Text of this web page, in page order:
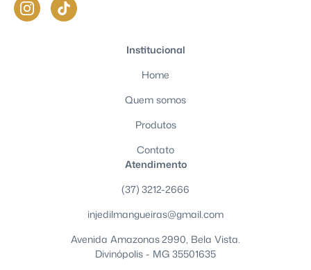
Institucional
Home
Quem somos
Produtos
Contato
Atendimento
(37) 3212-2666
injedilmangueiras@gmail.com
Avenida Amazonas 2990, Bela Vista.
Divinópolis - MG 35501635